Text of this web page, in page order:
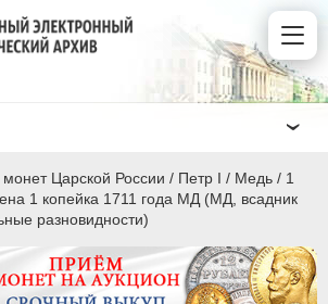
монет Царской России / Пeтр I / Медь / 1
1 копейка 1711 года МД (МД, всадник
разновидности)